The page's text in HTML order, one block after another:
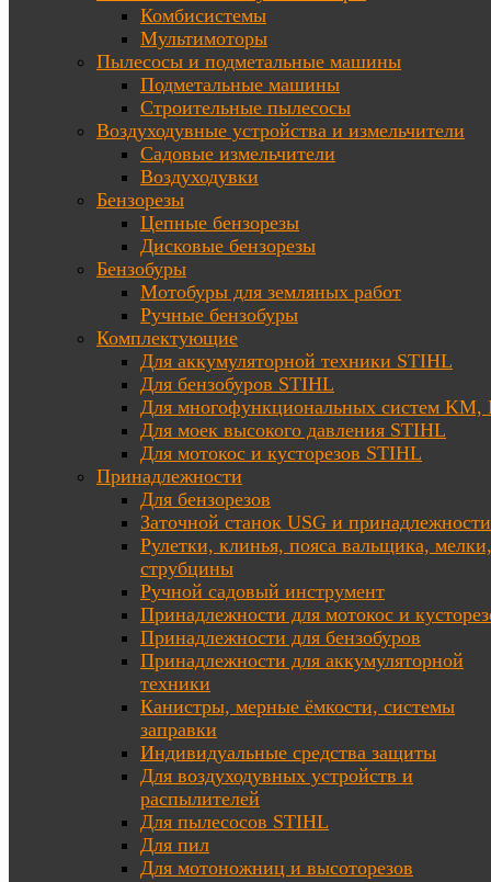
Комбисистемы
Мультимоторы
Пылесосы и подметальные машины
Подметальные машины
Строительные пылесосы
Воздуходувные устройства и измельчители
Садовые измельчители
Воздуходувки
Бензорезы
Цепные бензорезы
Дисковые бензорезы
Бензобуры
Мотобуры для земляных работ
Ручные бензобуры
Комплектующие
Для аккумуляторной техники STIHL
Для бензобуров STIHL
Для многофункциональных систем KM,
Для моек высокого давления STIHL
Для мотокос и кусторезов STIHL
Принадлежности
Для бензорезов
Заточной станок USG и принадлежности
Рулетки, клинья, пояса вальщика, мелки,
струбцины
Ручной садовый инструмент
Принадлежности для мотокос и
Принадлежности для бензобуров
Принадлежности для аккумуляторной
техники
Канистры, мерные ёмкости, системы
заправки
Индивидуальные средства защиты
Для воздуходувных устройств и
распылителей
Для пылесосов STIHL
Для пил
Для мотоножниц и высоторезов